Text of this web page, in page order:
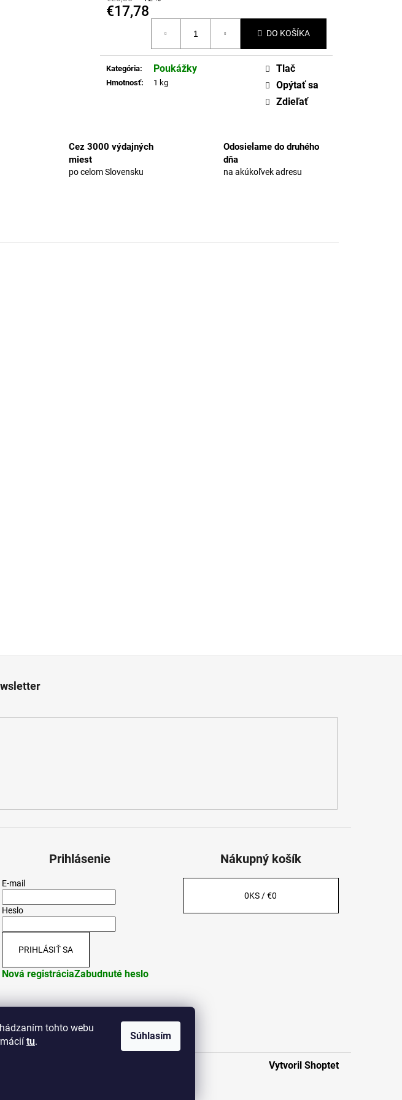
tohto webu
tu. Súhlasím
€17,78
DO KOŠÍKA
Kategória: Poukážky
Hmotnosť: 1 kg
Tlač
Opýtať sa
Zdieľať
Cez 3000 výdajných
miest
po celom Slovensku
Odosielame do druhého
dňa
na akúkoľvek adresu
CBD -FÉNIXOVE SLZY 2ML FULL-
Prihlásenie
E-mail
Heslo
PRIHLÁSIŤ SA
Nová registráciaZabudnuté heslo
Nákupný košík
0KS /€0
Vytvoril Shoptet